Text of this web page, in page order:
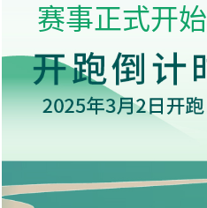
赛事正式开始